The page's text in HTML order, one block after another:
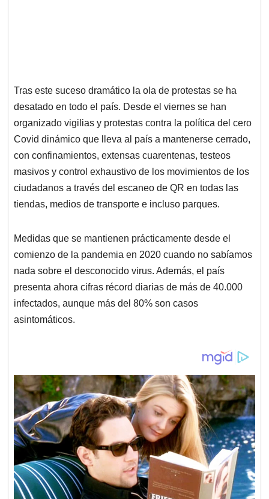
Tras este suceso dramático la ola de protestas se ha
desatado en todo el país. Desde el viernes se han
organizado vigilias y protestas contra la política del cero
Covid dinámico que lleva al país a mantenerse cerrado,
con confinamientos, extensas cuarentenas, testeos
masivos y control exhaustivo de los movimientos de los
ciudadanos a través del escaneo de QR en todas las
tiendas, medios de transporte e incluso parques.
Medidas que se mantienen prácticamente desde el
comienzo de la pandemia en 2020 cuando no sabíamos
nada sobre el desconocido virus. Además, el país
presenta ahora cifras récord diarias de más de 40.000
infectados, aunque más del 80% son casos
asintomáticos.